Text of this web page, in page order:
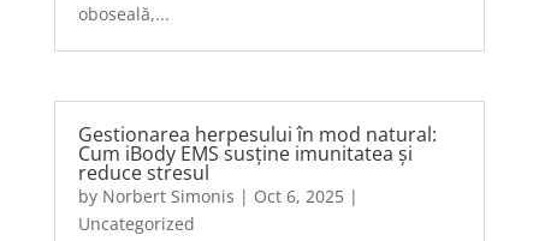
oboseală,...
Gestionarea herpesului în mod natural:
Cum iBody EMS susține imunitatea și
reduce stresul
by Norbert Simonis | Oct 6, 2025|
Uncategorized